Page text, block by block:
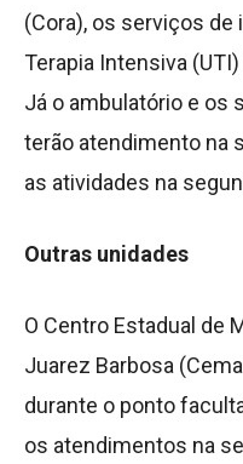
(Cora), os serviços de
Terapia Intensiva
Já o ambulatório e os
terão atendimento na
as atividades na
Outras unidades
O Centro Estadual de
Juarez Barbosa
durante o ponto
os atendimentos na